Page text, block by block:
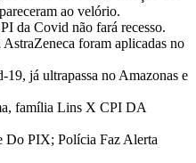
ao velório.
da Covid não fará recesso.
AstraZeneca foram aplicadas no
19, já ultrapassa no Amazonas e
família Lins X CPI DA
Do PIX; Polícia Faz Alerta